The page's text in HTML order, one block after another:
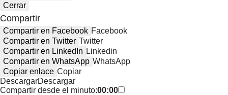
Cerrar
Compartir
Compartir en Facebook Facebook
Compartir en Twitter Twitter
Compartir en LinkedIn Linkedin
Compartir en WhatsApp WhatsApp
Copiar enlace Copiar
DescargarDescargar
Compartir desde el minuto:00:00